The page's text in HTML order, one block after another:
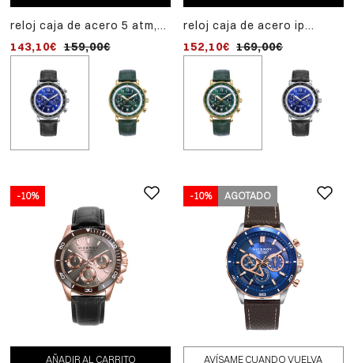
reloj caja de acero 5 atm,
movimiento cuarzo
143,10€ 159,00€
reloj caja de acero ip
piel verde, movimiento
152,10€ 169,00€
reloj caja de acero ip
piel verde, movimiento
152,10€ 169,00€
-10%
AÑADIR AL CARRITO
-10% AGOTADO
AVÍSAME CUANDO VUELVA